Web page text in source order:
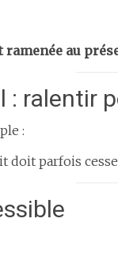
au
: ralentir
:
doit parfois